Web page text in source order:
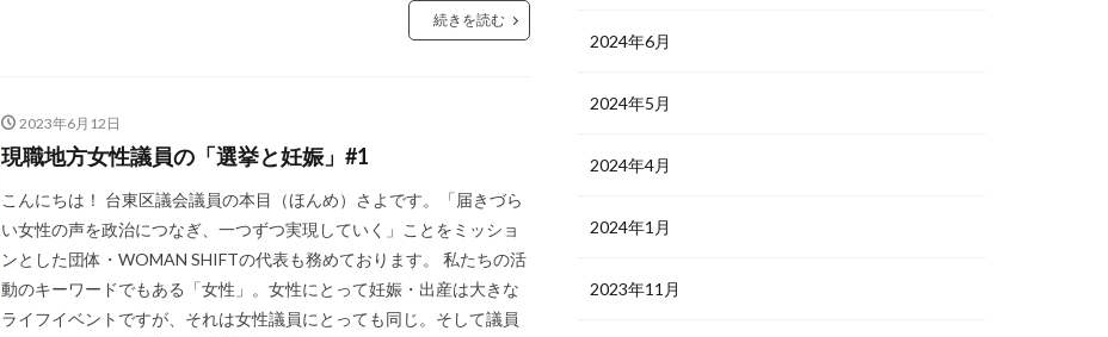
続きを読む
2023年6月12日
現職地方女性議員の「選挙と妊娠」#1
こんにちは！ 台東区議会議員の本目（ほんめ）さよです。「届きづら
い女性の声を政治につなぎ、一つずつ実現していく」ことをミッショ
ンとした団体・WOMAN SHIFTの代表も務めております。 私たちの活
動のキーワードでもある「女性」。女性にとって妊娠・出産は大きな
ライフイベントですが、それは女性議員にとっても同じ。そして議員
2024年6月
2024年5月
2024年4月
2024年1月
2023年11月